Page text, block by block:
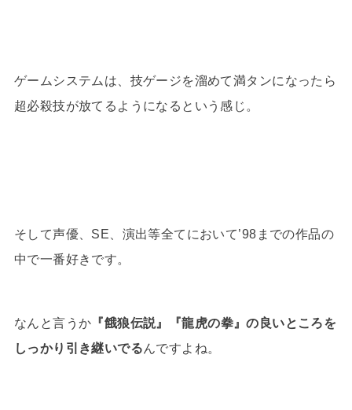
ゲームシステムは、技ゲージを溜めて満タンになったら
超必殺技が放てるようになるという感じ。
そして声優、SE、演出等全てにおいて’98までの作品の
中で一番好きです。
なんと言うか 『餓狼伝説』『龍虎の拳』の良いところを
しっかり引き継いでるんですよね。